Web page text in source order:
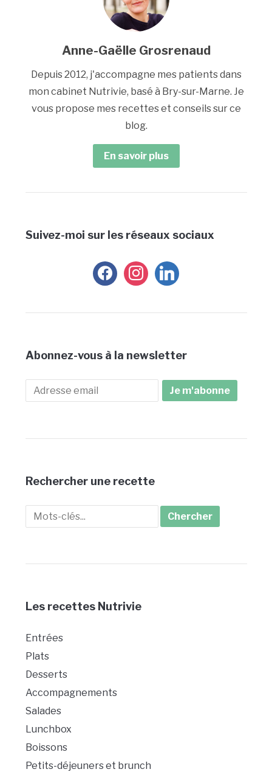
Anne-Gaëlle Grosrenaud
Depuis 2012, j'accompagne mes patients dans
mon cabinet Nutrivie, basé à Bry-sur-Marne. Je
vous propose mes recettes et conseils sur ce
blog.
En savoir plus
Suivez-moi sur les réseaux sociaux
facebookinstagramlinkedin
Abonnez-vous à la newsletter
Rechercher une recette
Search
for:
Les recettes Nutrivie
Entrées
Plats
Desserts
Accompagnements
Salades
Lunchbox
Boissons
Petits-déjeuners et brunch